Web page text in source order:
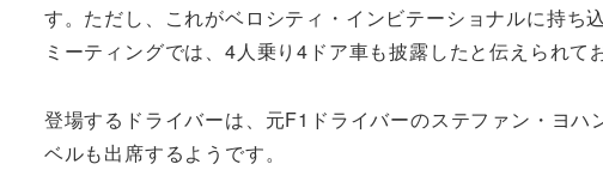
す。ただし、これがベロシティ・インビテーショナルに持
ミーティングでは、4人乗り4ドア車も披露したと伝えられて
登場するドライバーは、元F1ドライバーのステファン・ヨ
ベルも出席するようです。